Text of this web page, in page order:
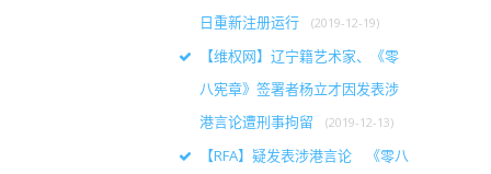
日重新注册运行
(2019-12-19)
【维权网】辽宁籍艺术家、《零
八宪章》签署者杨立才因发表涉
港言论遭刑事拘留
(2019-12-13)
【RFA】疑发表涉港言论 《零八